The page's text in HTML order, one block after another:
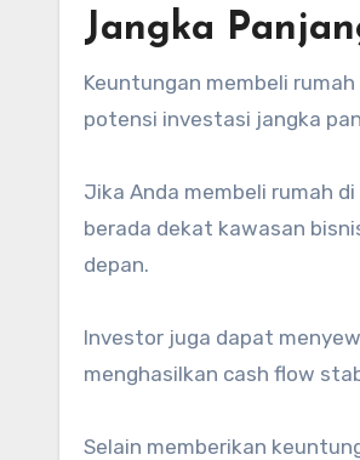
Jangka
Keuntungan membeli
potensi investasi jangka
Jika Anda membeli rumah
berada dekat kawasan
depan.
Investor juga dapat
menghasilkan cash flow
Selain memberikan